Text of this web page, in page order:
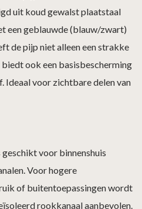
uit koud gewalst plaatstaal
een geblauwde (blauw/zwart)
de pijp niet alleen een strakke
ook een basisbescherming
Ideaal voor zichtbare delen van
voor binnenshuis
Voor hogere
of buitentoepassingen wordt
rookkanaal aanbevolen.